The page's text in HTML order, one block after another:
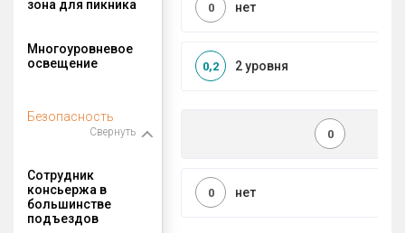
зона для пикника нет
0
Многоуровневое
освещение
2 уровня
0,2
Безопасность
Свернуть 0
Сотрудник
консьержа в
большинстве
подъездов
нет
0